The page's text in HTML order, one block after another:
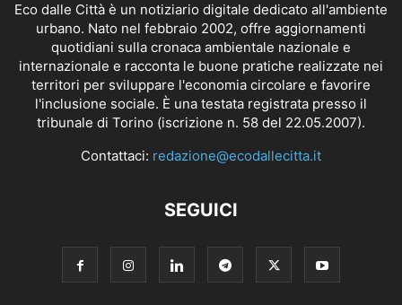
Eco dalle Città è un notiziario digitale dedicato all'ambiente
urbano. Nato nel febbraio 2002, offre aggiornamenti
quotidiani sulla cronaca ambientale nazionale e
internazionale e racconta le buone pratiche realizzate nei
territori per sviluppare l'economia circolare e favorire
l'inclusione sociale. È una testata registrata presso il
tribunale di Torino (iscrizione n. 58 del 22.05.2007).
Contattaci: redazione@ecodallecitta.it
SEGUICI